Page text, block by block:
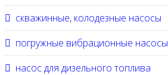
скважинные, колодезные насосы
погружные вибрационные насосы
насос для дизельного топлива